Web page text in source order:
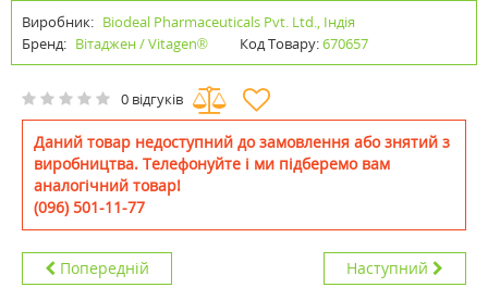
Виробник: Biodeal Pharmaceuticals Pvt. Ltd., Індія
Бренд: Вітаджен / Vitagen® Код Товару:670657
0 відгуків
Даний товар недоступний до замовлення або знятий з
виробництва. Телефонуйте і ми підберемо вам
аналогічний товар!
(096) 501-11-77
Попередній Наступний